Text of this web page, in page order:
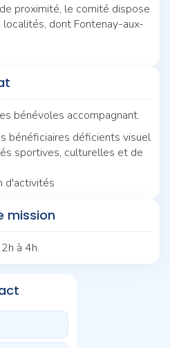
proximité, le comité dispose
localités, dont Fontenay-aux-
bénévoles accompagnant.
bénéficiaires déficients visuel
sportives, culturelles et de
d'activités
mission
à 4h.